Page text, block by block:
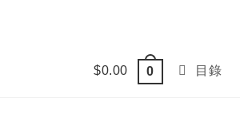
$0.00 0 目錄